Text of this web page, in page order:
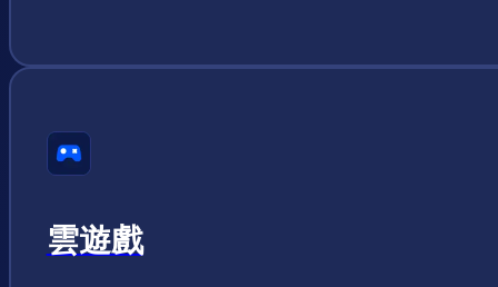
雲遊戲